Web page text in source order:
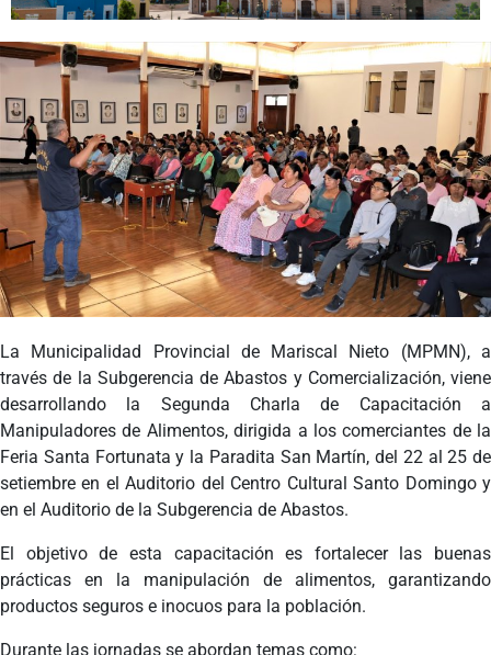
La Municipalidad Provincial de Mariscal Nieto (MPMN), a
través de la Subgerencia de Abastos y Comercialización, viene
desarrollando la Segunda Charla de Capacitación a
Manipuladores de Alimentos, dirigida a los comerciantes de la
Feria Santa Fortunata y la Paradita San Martín, del 22 al 25 de
setiembre en el Auditorio del Centro Cultural Santo Domingo y
en el Auditorio de la Subgerencia de Abastos.
El objetivo de esta capacitación es fortalecer las buenas
prácticas en la manipulación de alimentos, garantizando
productos seguros e inocuos para la población.
Durante las jornadas se abordan temas como: